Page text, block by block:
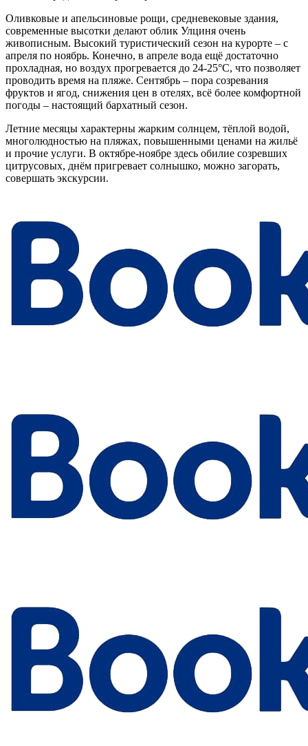
Оливковые и апельсиновые рощи, средневековые здания,
современные высотки делают облик Улциня очень
живописным. Высокий туристический сезон на курорте – с
апреля по ноябрь. Конечно, в апреле вода ещё достаточно
прохладная, но воздух прогревается до 24-25°С, что позволяет
проводить время на пляже. Сентябрь – пора созревания
фруктов и ягод, снижения цен в отелях, всё более комфортной
погоды – настоящий бархатный сезон.
Летние месяцы характерны жарким солнцем, тёплой водой,
многолюдностью на пляжах, повышенными ценами на жильё
и прочие услуги. В октябре-ноябре здесь обилие созревших
цитрусовых, днём пригревает солнышко, можно загорать,
совершать экскурсии.